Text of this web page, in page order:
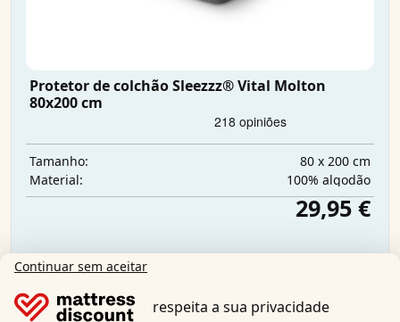
Protetor de colchão Sleezzz® Vital Molton
80x200 cm
Tamanho:
80 x 200 cm
Material:
100% algodão
29,95 €
Saiba mais
Continuar sem aceitar
respeita a sua privacidade